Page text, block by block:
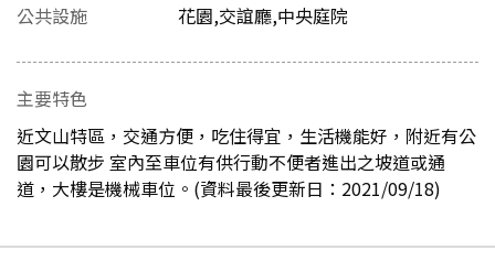
公共設施
花園,交誼廳,中央庭院
主要特色
近文山特區，交通方便，吃住得宜，生活機能好，附近有公
園可以散步 室內至車位有供行動不便者進出之坡道或通
道，大樓是機械車位。(資料最後更新日：2021/09/18)